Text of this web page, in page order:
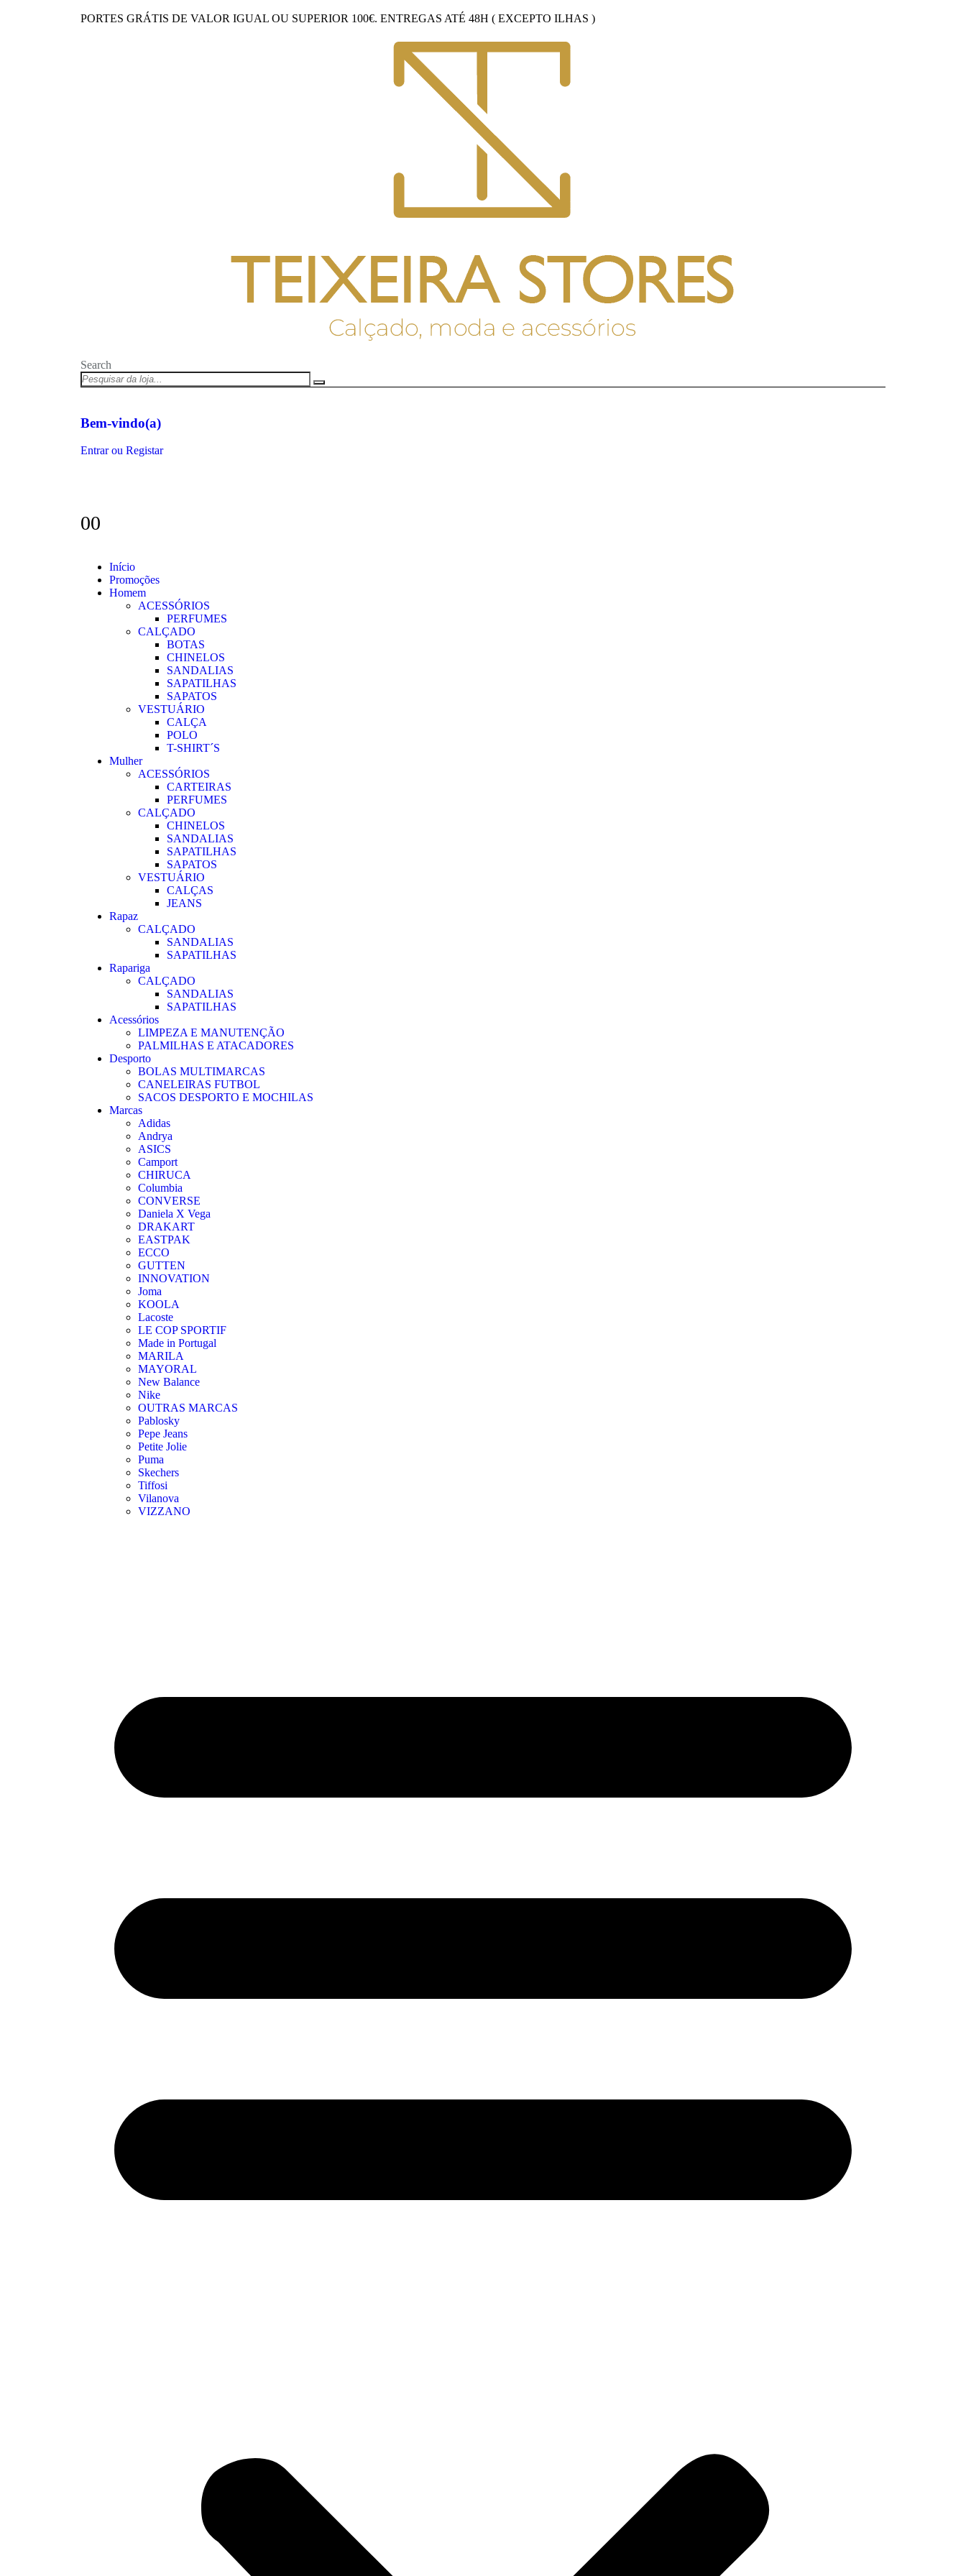
PORTES GRÁTIS DE VALOR IGUAL OU SUPERIOR 100€. ENTREGAS ATÉ 48H ( EXCEPTO ILHAS )
Search
Bem-vindo(a)
Entrar ou Registar
00
Início
Promoções
Homem
ACESSÓRIOS
PERFUMES
CALÇADO
BOTAS
CHINELOS
SANDALIAS
SAPATILHAS
SAPATOS
VESTUÁRIO
CALÇA
POLO
T-SHIRT´S
Mulher
ACESSÓRIOS
CARTEIRAS
PERFUMES
CALÇADO
CHINELOS
SANDALIAS
SAPATILHAS
SAPATOS
VESTUÁRIO
CALÇAS
JEANS
Rapaz
CALÇADO
SANDALIAS
SAPATILHAS
Rapariga
CALÇADO
SANDALIAS
SAPATILHAS
Acessórios
LIMPEZA E MANUTENÇÃO
PALMILHAS E ATACADORES
Desporto
BOLAS MULTIMARCAS
CANELEIRAS FUTBOL
SACOS DESPORTO E MOCHILAS
Marcas
Adidas
Andrya
ASICS
Camport
CHIRUCA
Columbia
CONVERSE
Daniela X Vega
DRAKART
EASTPAK
ECCO
GUTTEN
INNOVATION
Joma
KOOLA
Lacoste
LE COP SPORTIF
Made in Portugal
MARILA
MAYORAL
New Balance
Nike
OUTRAS MARCAS
Pablosky
Pepe Jeans
Petite Jolie
Puma
Skechers
Tiffosi
Vilanova
VIZZANO